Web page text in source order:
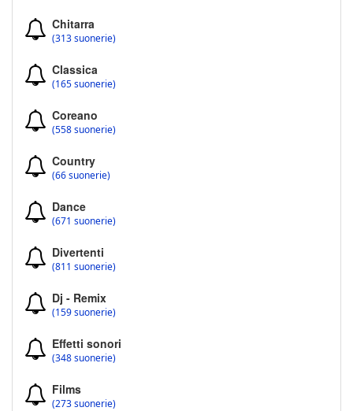
Chitarra
(313 suonerie)
Classica
(165 suonerie)
Coreano
(558 suonerie)
Country
(66 suonerie)
Dance
(671 suonerie)
Divertenti
(811 suonerie)
Dj - Remix
(159 suonerie)
Effetti sonori
(348 suonerie)
Films
(273 suonerie)